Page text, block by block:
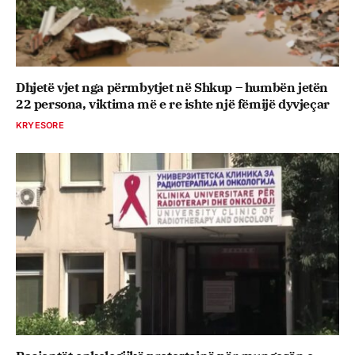
Dhjetë vjet nga përmbytjet në Shkup – humbën jetën
22 persona, viktima më e re ishte një fëmijë dyvjeçar
KRYESORE